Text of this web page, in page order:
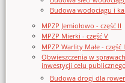
Budowa wodociągu i
MPZP Jemiołowo - część II
MPZP Mierki - część V
MPZP Warlity Małe - część I
Obwieszczenia w
inwestycji celu
Budowa drogi dla